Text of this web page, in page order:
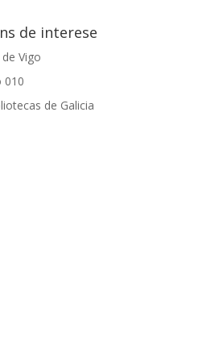
de interese
Vigo
010
de Galicia